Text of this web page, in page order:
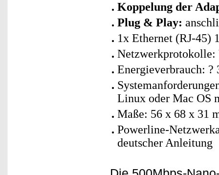
Koppelung der
Plug & Play:
1x Ethernet (RJ-45)
Netzwerkprotokolle:
Energieverbrauch: ?
Linux oder Mac OS
Maße: 56 x 68 x 31
Powerline-
deutscher Anleitung